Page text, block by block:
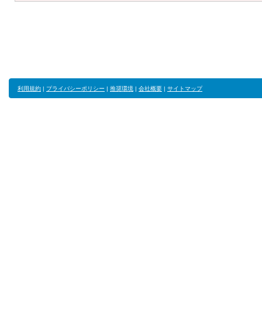
利用規約 | プライバシーポリシー | 推奨環境 | 会社概要 | サイトマップ